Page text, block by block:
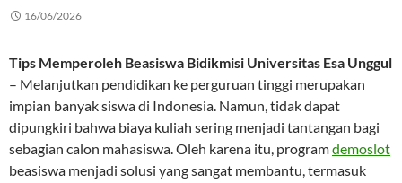
16/06/2026
Tips Memperoleh Beasiswa Bidikmisi Universitas Esa Unggul
– Melanjutkan pendidikan ke perguruan tinggi merupakan
impian banyak siswa di Indonesia. Namun, tidak dapat
dipungkiri bahwa biaya kuliah sering menjadi tantangan bagi
sebagian calon mahasiswa. Oleh karena itu, programdemoslot
beasiswa menjadi solusi yang sangat membantu, termasuk